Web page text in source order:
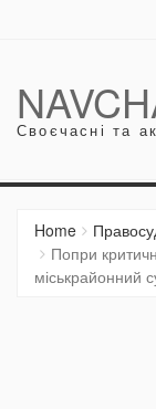
Своєчасні та
Home
Попри
міськрайонний